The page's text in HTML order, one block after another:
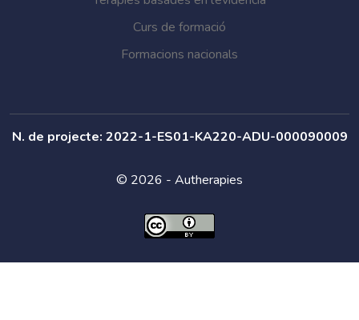
Curs de formació
Formacions nacionals
N. de projecte: 2022-1-ES01-KA220-ADU-000090009
© 2026 - Autherapies